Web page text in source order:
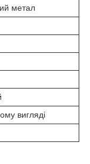
метал
вигляді